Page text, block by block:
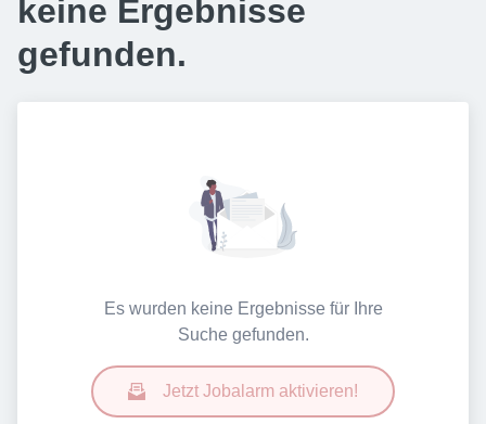
keine Ergebnisse
gefunden.
Es wurden keine Ergebnisse für Ihre
Suche gefunden.
Jetzt Jobalarm aktivieren!